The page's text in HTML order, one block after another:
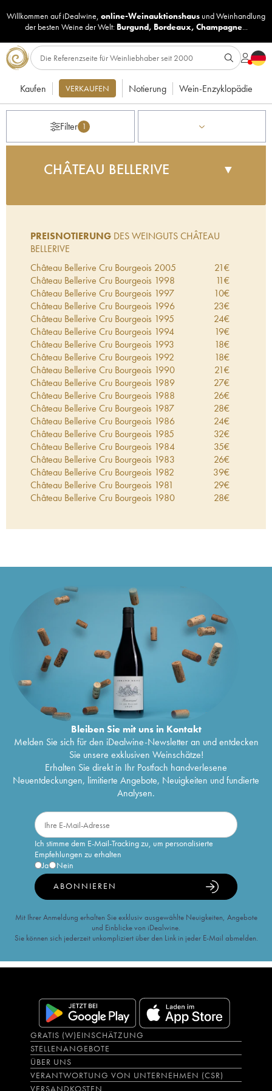
Willkommen auf iDealwine, online-Weinauktionshaus undWeinhandlung
der besten Weine der Welt: Burgund, Bordeaux, Champagne...
Kaufen VERKAUFEN Notierung Wein-Enzyklopädie
Filter 1
CHÂTEAU BELLERIVE ▼
Vinifikation und Ausbau erfolgen nach
traditionellen Methoden.
PREISNOTIERUNG DES WEINGUTS CHÂTEAU
BELLERIVE
Château Bellerive Cru Bourgeois 2005 21€
Château Bellerive Cru Bourgeois 1998 11€
Château Bellerive Cru Bourgeois 1997 10€
Château Bellerive Cru Bourgeois 1996 23€
Château Bellerive Cru Bourgeois 1995 24€
Château Bellerive Cru Bourgeois 1994 19€
Château Bellerive Cru Bourgeois 1993 18€
Château Bellerive Cru Bourgeois 1992 18€
Château Bellerive Cru Bourgeois 1990 21€
Château Bellerive Cru Bourgeois 1989 27€
Château Bellerive Cru Bourgeois 1988 26€
Château Bellerive Cru Bourgeois 1987 28€
Château Bellerive Cru Bourgeois 1986 24€
Château Bellerive Cru Bourgeois 1985 32€
Château Bellerive Cru Bourgeois 1984 35€
Château Bellerive Cru Bourgeois 1983 26€
Château Bellerive Cru Bourgeois 1982 39€
Château Bellerive Cru Bourgeois 1981 29€
Château Bellerive Cru Bourgeois 1980 28€
Bleiben Sie mit uns in Kontakt
Melden Sie sich für den iDealwine-Newsletter an und entdecken
Sie unsere exklusiven Weinschätze!
Erhalten Sie direkt in Ihr Postfach handverlesene
Neuentdeckungen, limitierte Angebote, Neuigkeiten und fundierte
Analysen.
Ich stimme dem E-Mail-Tracking zu, um personalisierte
Empfehlungen zu erhalten
Ja
Nein
ABONNIEREN
Mit Ihrer Anmeldung erhalten Sie exklusiv ausgewählte Neuigkeiten, Angebote
und Einblicke von iDealwine.
Sie können sich jederzeit unkompliziert über den Link in jeder E-Mail abmelden.
GRATIS (W)EINSCHÄTZUNG
STELLENANGEBOTE
ÜBER UNS
VERANTWORTUNG VON UNTERNEHMEN (CSR)
VERSANDKOSTEN